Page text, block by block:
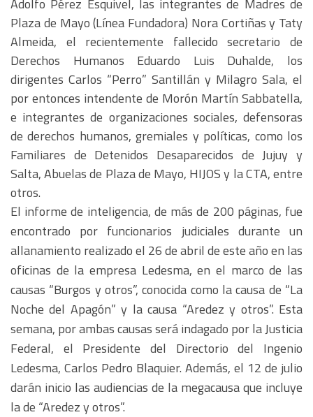
Adolfo Pérez Esquivel, las integrantes de Madres de
Plaza de Mayo (Línea Fundadora) Nora Cortiñas y Taty
Almeida, el recientemente fallecido secretario de
Derechos Humanos Eduardo Luis Duhalde, los
dirigentes Carlos “Perro” Santillán y Milagro Sala, el
por entonces intendente de Morón Martín Sabbatella,
e integrantes de organizaciones sociales, defensoras
de derechos humanos, gremiales y políticas, como los
Familiares de Detenidos Desaparecidos de Jujuy y
Salta, Abuelas de Plaza de Mayo, HIJOS y la CTA, entre
otros.
El informe de inteligencia, de más de 200 páginas, fue
encontrado por funcionarios judiciales durante un
allanamiento realizado el 26 de abril de este año en las
oficinas de la empresa Ledesma, en el marco de las
causas “Burgos y otros”, conocida como la causa de “La
Noche del Apagón” y la causa “Aredez y otros”. Esta
semana, por ambas causas será indagado por la Justicia
Federal, el Presidente del Directorio del Ingenio
Ledesma, Carlos Pedro Blaquier. Además, el 12 de julio
darán inicio las audiencias de la megacausa que incluye
la de “Aredez y otros”.